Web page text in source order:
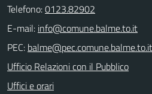
Telefono:0123.82902
E-mail:
PEC:
Ufficio Relazioni con il Pubblico
Uffici e orari